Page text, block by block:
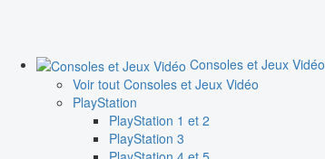
Consoles et Jeux Vidéo
Voir tout Consoles et Jeux Vidéo
PlayStation
PlayStation 1 et 2
PlayStation 3